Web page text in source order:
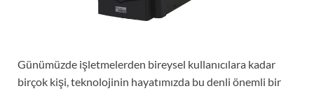
Günümüzde işletmelerden bireysel kullanıcılara kadar
birçok kişi, teknolojinin hayatımızda bu denli önemli bir